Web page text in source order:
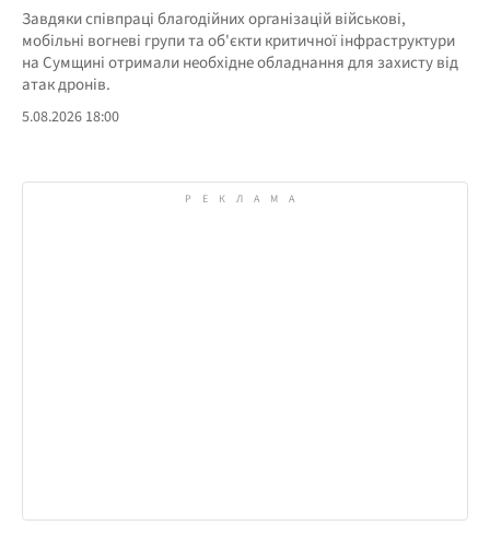
Завдяки співпраці благодійних організацій військові,
мобільні вогневі групи та об'єкти критичної інфраструктури
на Сумщині отримали необхідне обладнання для захисту від
атак дронів.
5.08.2026 18:00